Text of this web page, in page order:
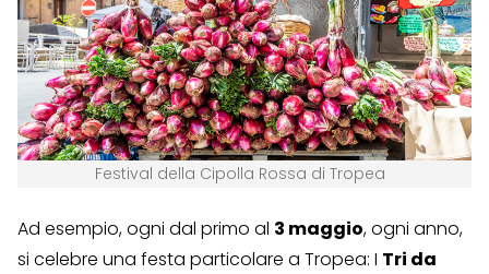
Festival della Cipolla Rossa di Tropea
Ad esempio, ogni dal primo al 3 maggio, ogni anno,
si celebre una festa particolare a Tropea: I Tri da